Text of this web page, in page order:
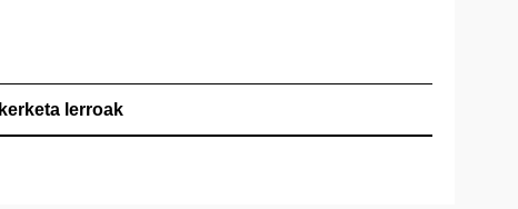
Ikerketa lerroak